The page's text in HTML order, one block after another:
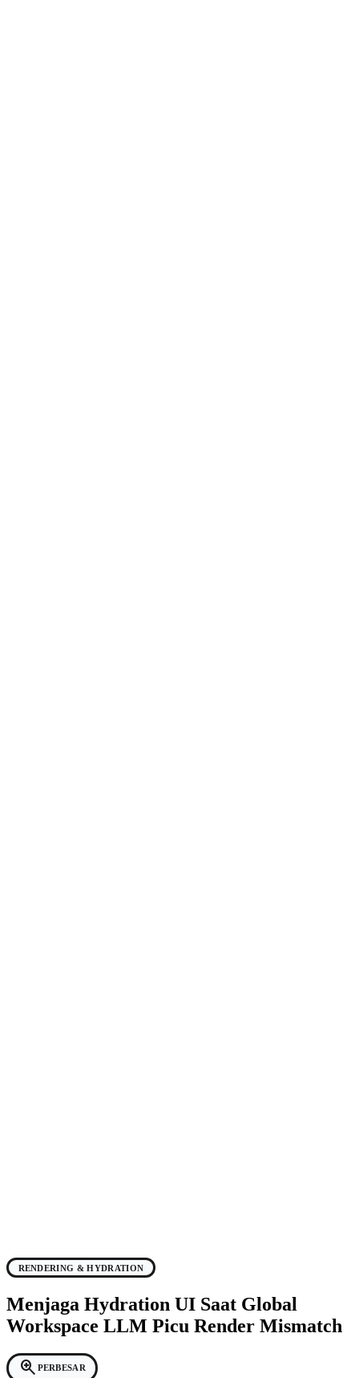
RENDERING & HYDRATION
Menjaga Hydration UI Saat Global
Workspace LLM Picu Render Mismatch
zoom_in PERBESAR